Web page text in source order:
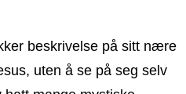
beskrivelse på sitt nære
uten å se på seg selv